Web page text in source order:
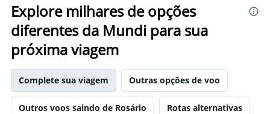
Explore milhares de opções
diferentes da Mundi para sua
próxima viagem
Complete sua viagem Outras opções de voo
Outros voos saindo de Rosário Rotas alternativas